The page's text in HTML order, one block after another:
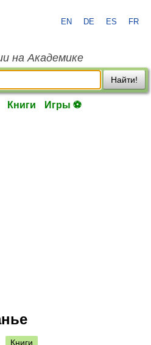
EN DE ES FR
на Академике
Найти!
Книги Игры ⚽
Книги